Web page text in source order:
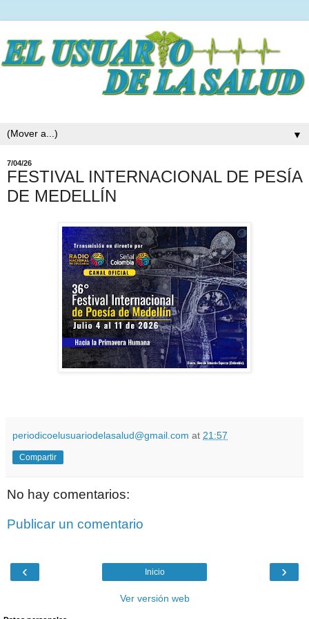
▼
7/04/26
FESTIVAL INTERNACIONAL DE PESÍA
DE MEDELLÍN
periodicoelusuariodelasalud@gmail.com at 21:57
Compartir
No hay comentarios:
Publicar un comentario
‹ ›
Inicio
Ver versión web